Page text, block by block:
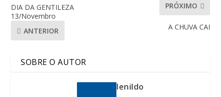
DIA DA GENTILEZA
13/Novembro
ANTERIOR
PRÓXIMO
A CHUVA CAI
SOBRE O AUTOR
lenildo